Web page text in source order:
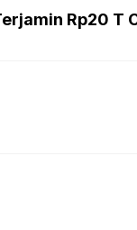
Rp20 T